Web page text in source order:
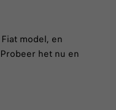
model, en
het nu en